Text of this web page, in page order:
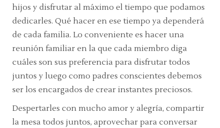
hijos y disfrutar al máximo el tiempo que podamos
dedicarles. Qué hacer en ese tiempo ya dependerá
de cada familia. Lo conveniente es hacer una
reunión familiar en la que cada miembro diga
cuáles son sus preferencia para disfrutar todos
juntos y luego como padres conscientes debemos
ser los encargados de crear instantes preciosos.
Despertarles con mucho amor y alegría, compartir
la mesa todos juntos, aprovechar para conversar